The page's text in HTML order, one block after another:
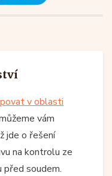
v oblasti
vám
jde o řešení
na kontrolu ze
před soudem.